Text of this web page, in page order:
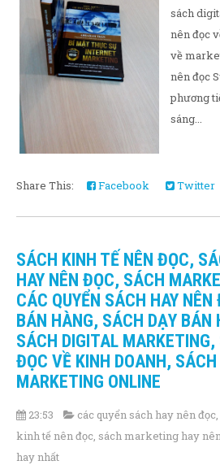
sách
nên đọc
về
nên đọc
phương
sáng...
Share This: Facebook Twitter
SÁCH KINH TẾ NÊN ĐỌC,
HAY NÊN ĐỌC, SÁCH
CÁC QUYỂN SÁCH HAY
BÁN HÀNG, SÁCH DẠY BÁN
SÁCH DIGITAL MARKETING,
ĐỌC VỀ KINH DOANH, SÁCH
MARKETING ONLINE
23:53 các quyển sách hay nên đọc
kinh tế nên đọc sách marketing hay
hay nhất